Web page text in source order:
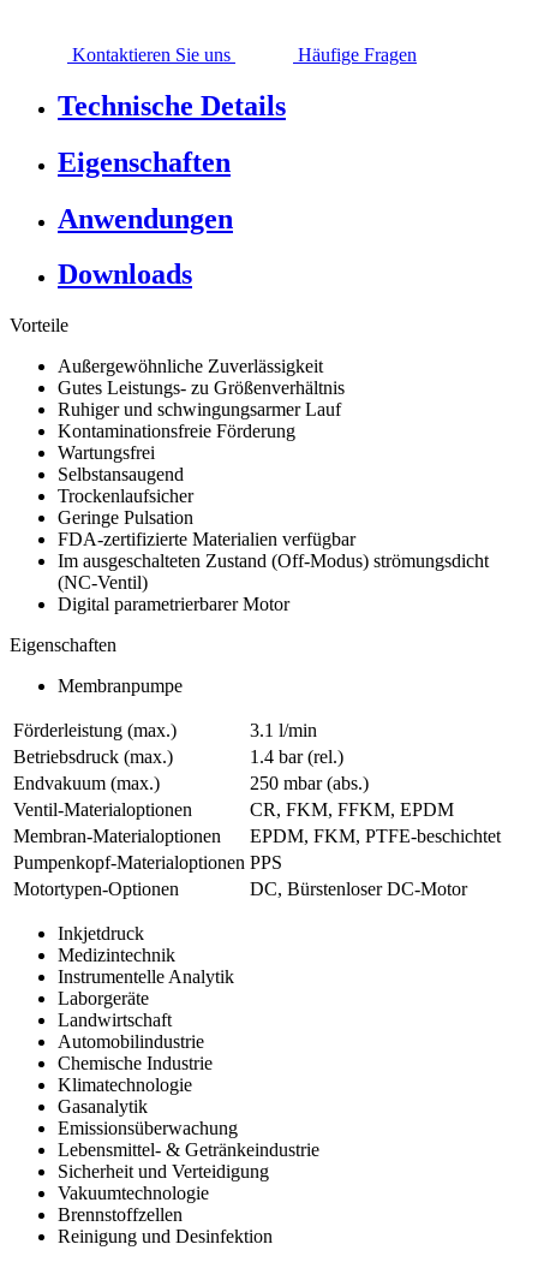
Kontaktieren Sie uns Häufige Fragen
Technische Details
Eigenschaften
Anwendungen
Downloads
Vorteile
Außergewöhnliche Zuverlässigkeit
Gutes Leistungs- zu Größenverhältnis
Ruhiger und schwingungsarmer Lauf
Kontaminationsfreie Förderung
Wartungsfrei
Selbstansaugend
Trockenlaufsicher
Geringe Pulsation
FDA-zertifizierte Materialien verfügbar
Im ausgeschalteten Zustand (Off-Modus) strömungsdicht
(NC-Ventil)
Digital parametrierbarer Motor
Eigenschaften
Membranpumpe
Förderleistung (max.)
3.1 l/min
Betriebsdruck (max.)
1.4 bar (rel.)
Endvakuum (max.)
250 mbar (abs.)
Ventil-Materialoptionen
CR, FKM, FFKM, EPDM
Membran-Materialoptionen
EPDM, FKM, PTFE-beschichtet
Pumpenkopf‑Materialoptionen PPS
Motortypen-Optionen
DC, Bürstenloser DC-Motor
Inkjetdruck
Medizintechnik
Instrumentelle Analytik
Laborgeräte
Landwirtschaft
Automobilindustrie
Chemische Industrie
Klimatechnologie
Gasanalytik
Emissionsüberwachung
Lebensmittel- & Getränkeindustrie
Sicherheit und Verteidigung
Vakuumtechnologie
Brennstoffzellen
Reinigung und Desinfektion